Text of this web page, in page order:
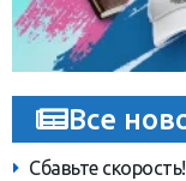
Все
Сбавьте